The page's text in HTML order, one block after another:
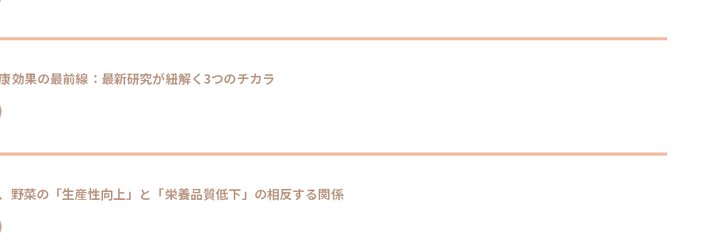
効果の最前線：最新研究が紐解く3つのチカラ
野菜の「生産性向上」と「栄養品質低下」の相反する関係